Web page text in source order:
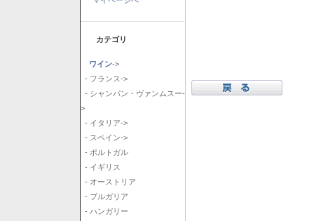
カテゴリ
ワイン->
- フランス->
- シャンパン・ヴァンムスー-
>
- イタリア->
- スペイン->
- ポルトガル
- イギリス
- オーストリア
- ブルガリア
- ハンガリー